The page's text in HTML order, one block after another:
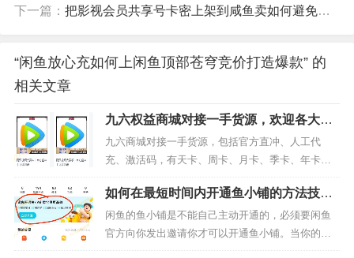
下一篇： 把影视会员共享号卡密上架到咸鱼卖如何避免下架
“闲鱼放心充如何上闲鱼顶部苍穹竞价打造爆款” 的
相关文章
九六权益商城对接一手货源，欢迎各大渠
道商来合作
九六商城对接一手货源，包括官方直冲、人工代
充、激活码，有天卡、周卡、月卡、季卡、年卡
等，我们是给代理开通分站，不抽佣金，所以价格
有绝对优势。对接的货源渠道十几个，渠道会一直
找优质的货源，我做这行也很久了，行业动态我会
一直关注。不断优化商城的货源。腾讯视频：周卡
月卡 季卡 年卡 ...
如何在最短时间内开通鱼小铺的方法技巧
及如何避免违规（VIP教程）
闲鱼的鱼小铺是不能自己主动开通的，必须要闲鱼
官方向你发出邀请你才可以开通鱼小铺。当你的闲
鱼账号达到一定的要求后，官方就会向你伸出橄榄